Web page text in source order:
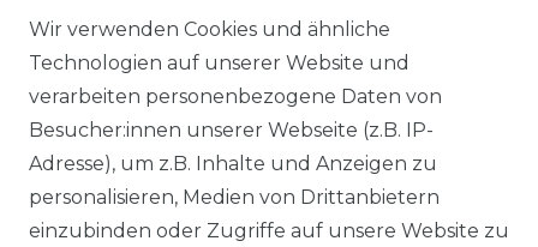
AGB
DATENSCHUTZERKLÄRUNG
WIDERRUFSRECHT
Wir verwenden Cookies und ähnliche
Technologien auf unserer Website und
verarbeiten personenbezogene Daten von
Besucher:innen unserer Webseite (z.B. IP-
Adresse), um z.B. Inhalte und Anzeigen zu
personalisieren, Medien von Drittanbietern
einzubinden oder Zugriffe auf unsere Website zu